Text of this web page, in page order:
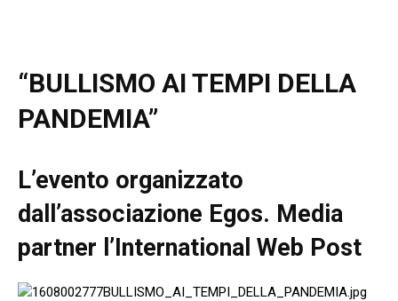
“BULLISMO AI TEMPI DELLA
PANDEMIA”
L’evento organizzato
dall’associazione Egos. Media
partner l’International Web Post